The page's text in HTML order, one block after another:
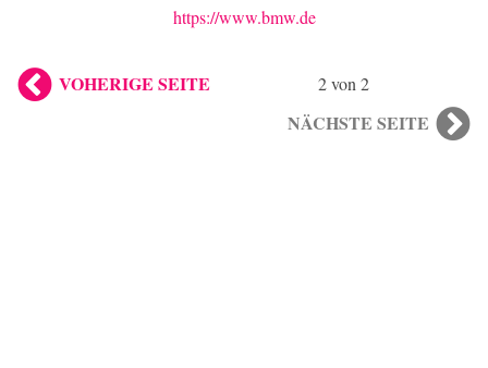
https://www.bmw.de
VOHERIGE SEITE 2 von 2
NÄCHSTE SEITE